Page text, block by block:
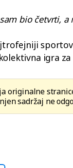
bio četvrti,
igra
originalne
sadržaj ne